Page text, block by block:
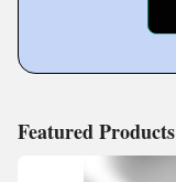
Featured Products